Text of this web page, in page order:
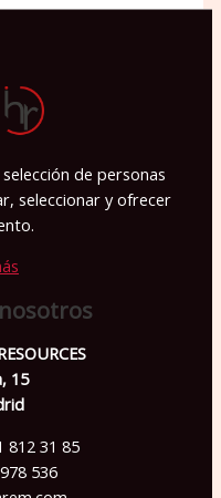
de personas
seleccionar y ofrecer
15
812 31 85
536